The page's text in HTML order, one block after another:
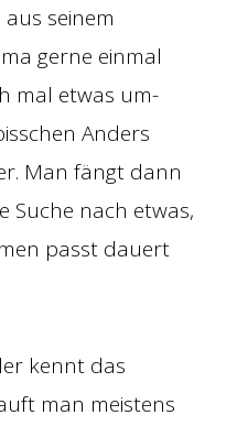
seinem
gerne einmal
mal etwas um-
Anders
Man fängt dann
Suche nach etwas,
passt dauert
kennt das
man meistens